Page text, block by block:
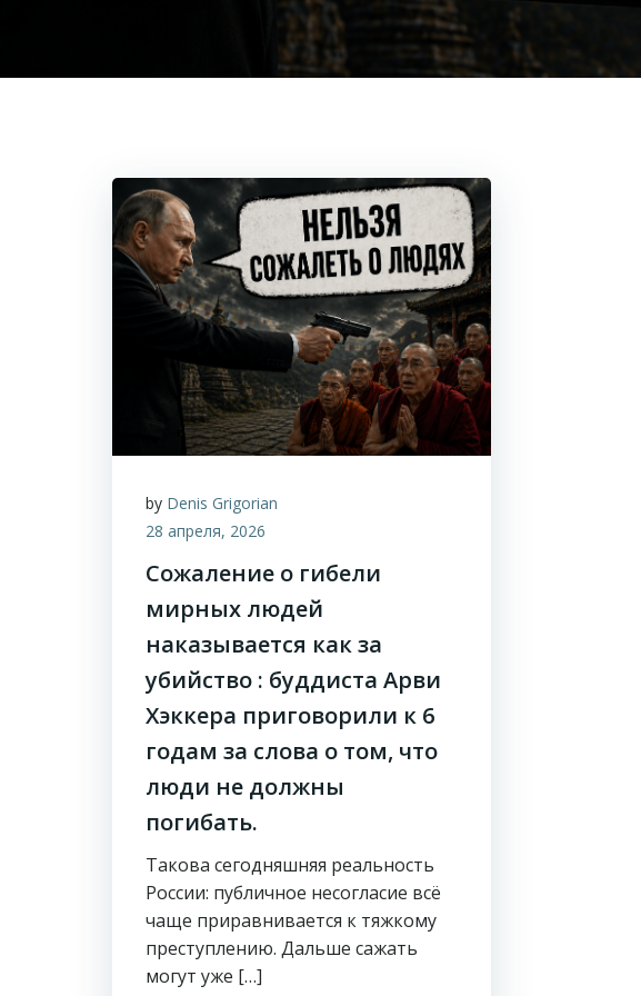
by Denis Grigorian
28 апреля, 2026
Сожаление о гибели
мирных людей
наказывается как за
убийство : буддиста Арви
Хэккера приговорили к 6
годам за слова о том, что
люди не должны
погибать.
Такова сегодняшняя реальность
России: публичное несогласие всё
чаще приравнивается к тяжкому
преступлению. Дальше сажать
могут уже […]